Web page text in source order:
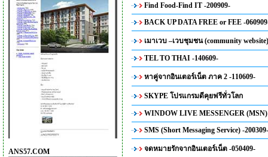
ANS57.COM
Find Food-Find IT -200909-
BACK UP DATA FREE or FEE -
เมาเวบ –เวบชุมชน (community
TEL TO THAI -140609-
หาคู่จากอินเตอร์เน็ต ภาค 2 -110609-
SKYPE โปรแกรมดีคุยฟรีทั่วโลก
WINDOW LIVE MESSENGER (MSN)
SMS (Short Messaging Service) -200309-
จดหมายรักจากอินเตอร์เน็ต -050409-